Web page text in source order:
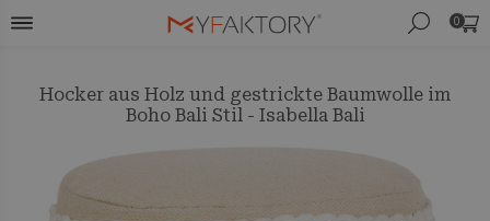
0
Hocker aus Holz und gestrickte Baumwolle im
Boho Bali Stil - Isabella Bali